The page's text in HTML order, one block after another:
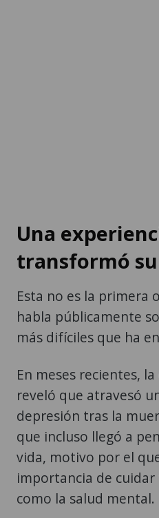
Una
transformó
Esta no es la primera
habla públicamente
más difíciles que ha
En meses recientes,
reveló que atravesó
depresión tras la
que incluso llegó a
vida, motivo por el
importancia de
como la salud mental.